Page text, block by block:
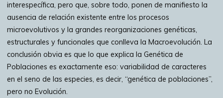
interespecífica, pero que, sobre todo, ponen de manifiesto la
ausencia de relación existente entre los procesos
microevolutivos y la grandes reorganizaciones genéticas,
estructurales y funcionales que conlleva la Macroevolución. La
conclusión obvia es que lo que explica la Genética de
Poblaciones es exactamente eso: variabilidad de caracteres
en el seno de las especies, es decir, “genética de poblaciones”,
pero no Evolución.